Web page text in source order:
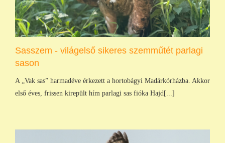
Sasszem - világelső sikeres szemműtét parlagi
sason
A „Vak sas” harmadéve érkezett a hortobágyi Madárkórházba. Akkor
első éves, frissen kirepült hím parlagi sas fióka Hajd[...]